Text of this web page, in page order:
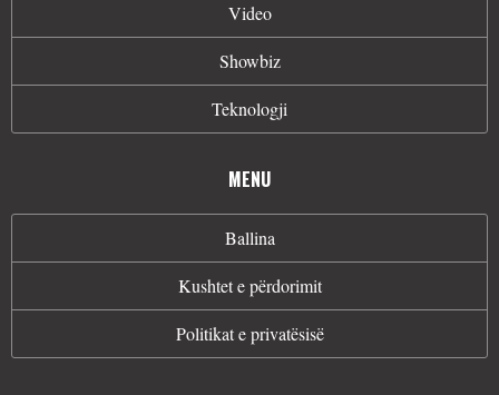
Video
Showbiz
Teknologji
MENU
Ballina
Kushtet e përdorimit
Politikat e privatësisë